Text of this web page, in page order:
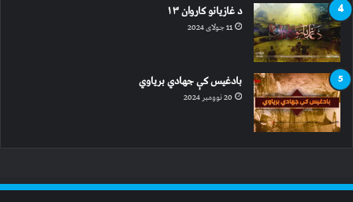
د غازیانو کاروان ۱۳
11 جولای 2024
بادغیس کې جهادي بریاوي
20 نوومبر 2024